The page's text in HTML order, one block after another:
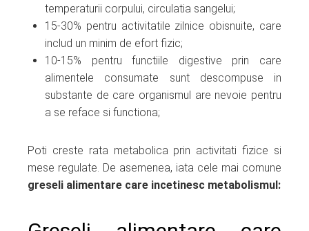
temperaturii corpului, circulatia sangelui;
15-30% pentru activitatile zilnice obisnuite, care
includ un minim de efort fizic;
10-15% pentru functiile digestive prin care
alimentele consumate sunt descompuse in
substante de care organismul are nevoie pentru
a se reface si functiona;
Poti creste rata metabolica prin activitati fizice si
mese regulate. De asemenea, iata cele mai comune
greseli alimentare care incetinesc metabolismul: